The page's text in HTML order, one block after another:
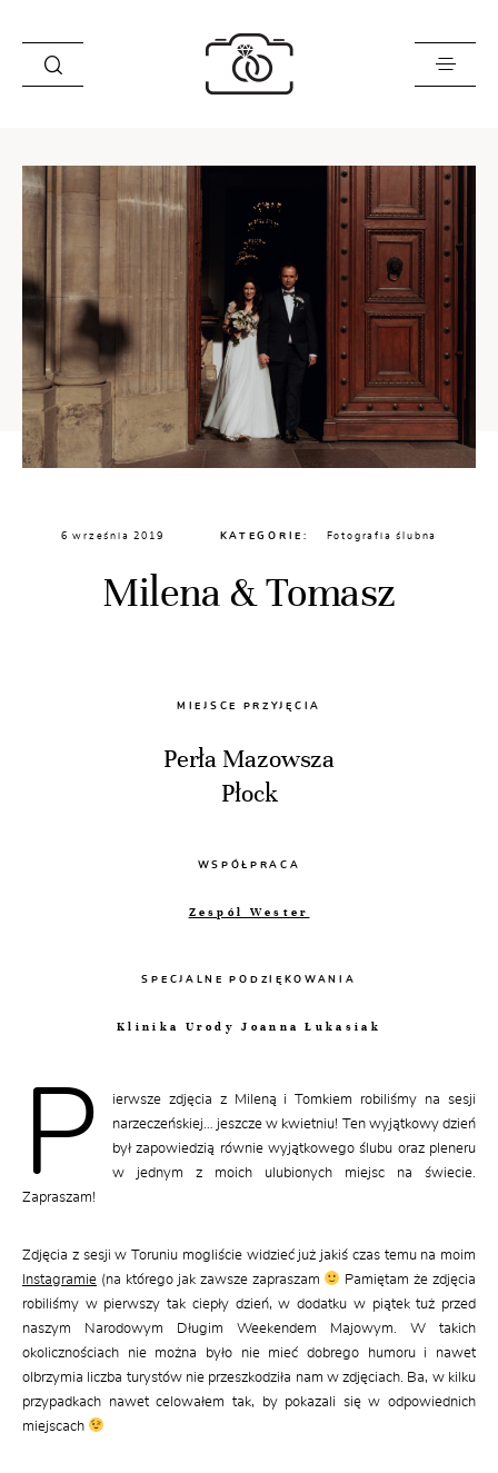
Historie
Opinie
O mnie
Blog
Sklep
Kontakt
6 września 2019 KATEGORIE: Fotografia ślubna
Milena & Tomasz
MIEJSCE PRZYJĘCIA
Perła Mazowsza
Płock
WSPÓŁPRACA
Zespół Wester
SPECJALNE PODZIĘKOWANIA
Klinika Urody Joanna Łukasiak
P
ierwsze zdjęcia z Mileną i Tomkiem robiliśmy na sesji
narzeczeńskiej… jeszcze w kwietniu! Ten wyjątkowy dzień
był zapowiedzią równie wyjątkowego ślubu oraz pleneru
w jednym z moich ulubionych miejsc na świecie.
Zapraszam!
Zdjęcia z sesji w Toruniu mogliście widzieć już jakiś czas temu na moim
Instagramie (na którego jak zawsze zapraszam
Pamiętam że zdjęcia
robiliśmy w pierwszy tak ciepły dzień, w dodatku w piątek tuż przed
naszym Narodowym Długim Weekendem Majowym. W takich
okolicznościach nie można było nie mieć dobrego humoru i nawet
olbrzymia liczba turystów nie przeszkodziła nam w zdjęciach. Ba, w kilku
przypadkach nawet celowałem tak, by pokazali się w odpowiednich
miejscach